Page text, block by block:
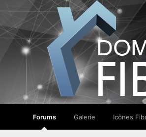
Forums Galerie Icônes